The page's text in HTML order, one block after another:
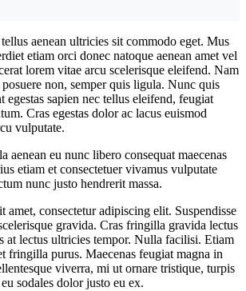
aenean ultricies sit commodo eget. Mus
etiam orci donec natoque aenean amet vel
lorem vitae arcu scelerisque eleifend. Nam
non, semper quis ligula. Nunc quis
egestas sapien nec tellus eleifend, feugiat
Cras egestas dolor ac lacus euismod
vulputate.
aenean eu nunc libero consequat maecenas
etiam et consectetuer vivamus vulputate
nunc justo hendrerit massa.
amet, consectetur adipiscing elit. Suspendisse
gravida. Cras fringilla gravida lectus
at lectus ultricies tempor. Nulla facilisi. Etiam
fringilla purus. Maecenas feugiat magna in
viverra, mi ut ornare tristique, turpis
sodales dolor justo eu ex.